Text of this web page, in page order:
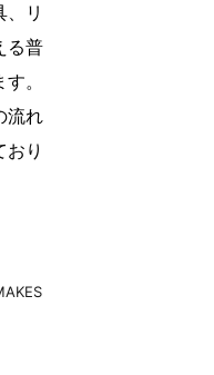
リ
る普
。
流れ
り